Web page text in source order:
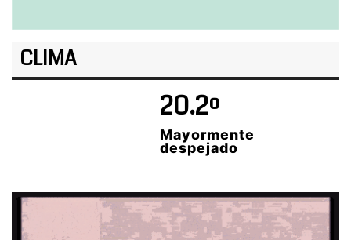
CLIMA
20.2º
Mayormente
despejado